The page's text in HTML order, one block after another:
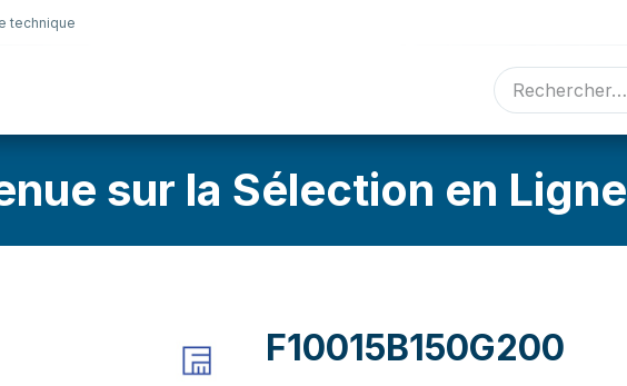
technique
Sélection en ligne Contact
sur la Sélection en Ligne
F10015B150G200